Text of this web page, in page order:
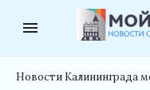
menu
Новости Калининграда